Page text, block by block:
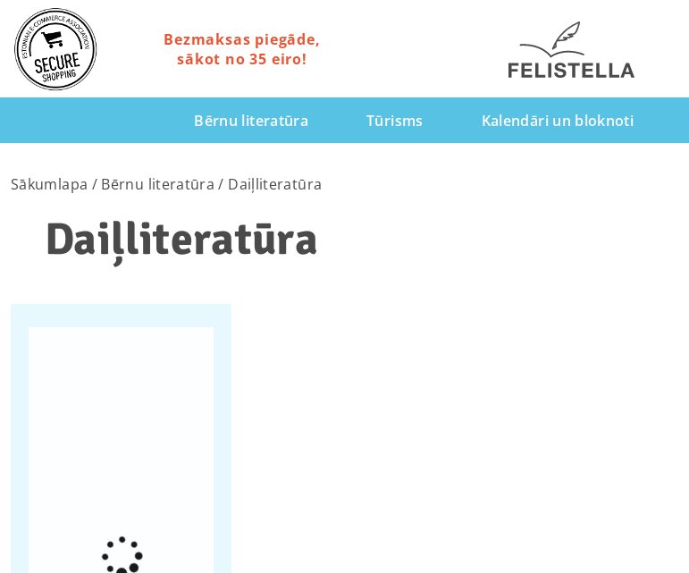
Bezmaksas piegāde,
sākot no 35 eiro!
Bērnu literatūra Tūrisms Kalendāri un bloknoti
Sākumlapa / Bērnu literatūra / Daiļliteratūra
Daiļliteratūra